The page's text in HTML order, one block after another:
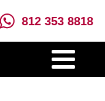
812 353 8818